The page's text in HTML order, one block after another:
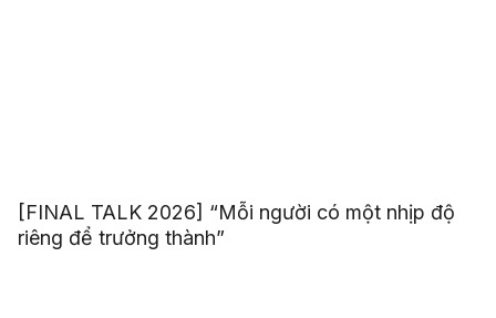
[FINAL TALK 2026] “Mỗi người có một nhịp độ
riêng để trưởng thành”